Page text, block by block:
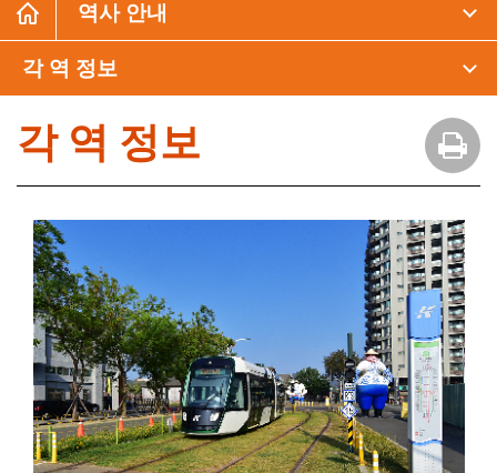
역사 안내
각 역 정보
각 역 정보